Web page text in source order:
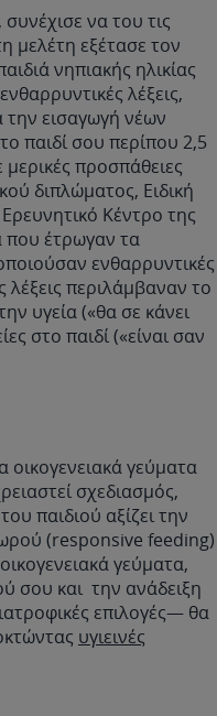
να του τις
μελέτη εξέτασε τον
νηπιακής ηλικίας
λέξεις,
εισαγωγή νέων
παιδί σου περίπου 2,5
προσπάθειες
διπλώματος, Ειδική
Κέντρο της
που έτρωγαν τα
ενθαρρυντικές
λέξεις περιλάμβαναν το
υγεία («θα σε κάνει
στο παιδί («είναι σαν
οικογενειακά γεύματα
σχεδιασμός,
παιδιού αξίζει την
(responsive feeding)
γεύματα,
σου και την ανάδειξη
επιλογές— θα
υγιεινές